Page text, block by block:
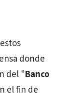
donde
del "Banco
el fin de